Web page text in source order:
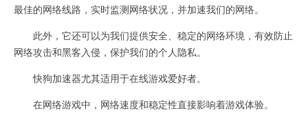
最佳的网络线路，实时监测网络状况，并加速我们的网络。
此外，它还可以为我们提供安全、稳定的网络环境，有效防止
网络攻击和黑客入侵，保护我们的个人隐私。
快狗加速器尤其适用于在线游戏爱好者。
在网络游戏中，网络速度和稳定性直接影响着游戏体验。